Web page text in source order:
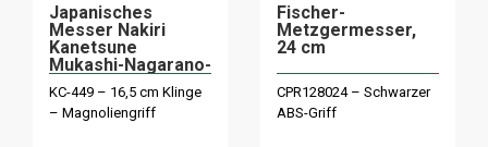
Japanisches
Messer Nakiri
Kanetsune
Mukashi-Nagarano-
KC-449 – 16,5 cm Klinge
– Magnoliengriff
Fischer-
Metzgermesser,
24 cm
CPR128024 – Schwarzer
ABS-Griff